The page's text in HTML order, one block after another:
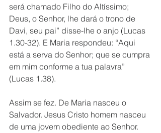
será chamado Filho do Altíssimo;
Deus, o Senhor, lhe dará o trono de
Davi, seu pai” disse-lhe o anjo (Lucas
1.30-32). E Maria respondeu: “Aqui
está a serva do Senhor; que se cumpra
em mim conforme a tua palavra”
(Lucas 1.38).
Assim se fez. De Maria nasceu o
Salvador. Jesus Cristo homem nasceu
de uma jovem obediente ao Senhor.